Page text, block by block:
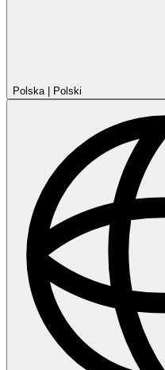
Polska| Polski